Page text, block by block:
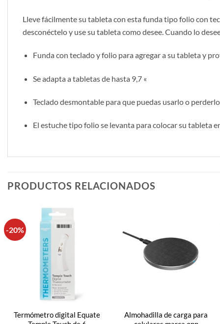
Lleve fácilmente su tableta con esta funda tipo folio con
desconéctelo y use su tableta como desee. Cuando lo
Funda con teclado y folio para agregar a su tableta y
Se adapta a tabletas de hasta 9,7 «
Teclado desmontable para que puedas usarlo o
El estuche tipo folio se levanta para colocar su tableta
PRODUCTOS RELACIONADOS
-20%
Termómetro digital Equate
Almohadilla de carga para